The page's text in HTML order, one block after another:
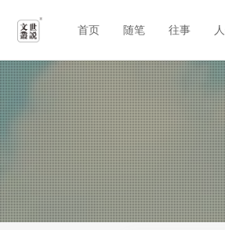
首页 随笔 往事